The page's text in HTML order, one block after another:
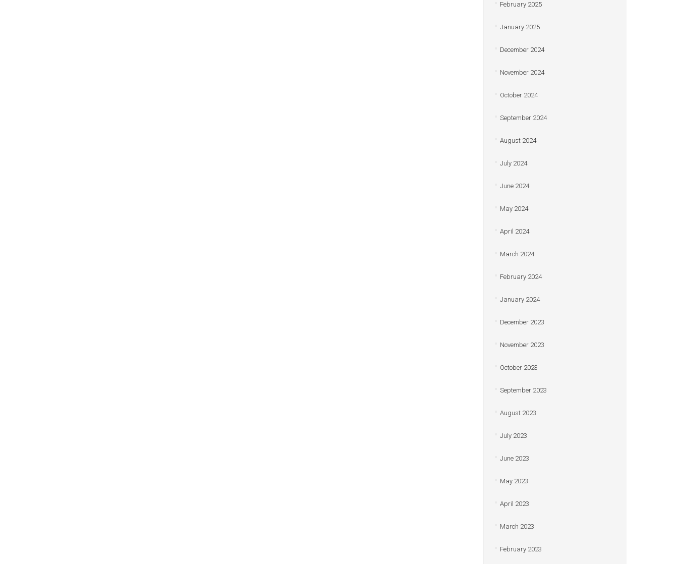
February 2025
January 2025
December 2024
November 2024
October 2024
September 2024
August 2024
July 2024
June 2024
May 2024
April 2024
March 2024
February 2024
January 2024
December 2023
November 2023
October 2023
September 2023
August 2023
July 2023
June 2023
May 2023
April 2023
March 2023
February 2023